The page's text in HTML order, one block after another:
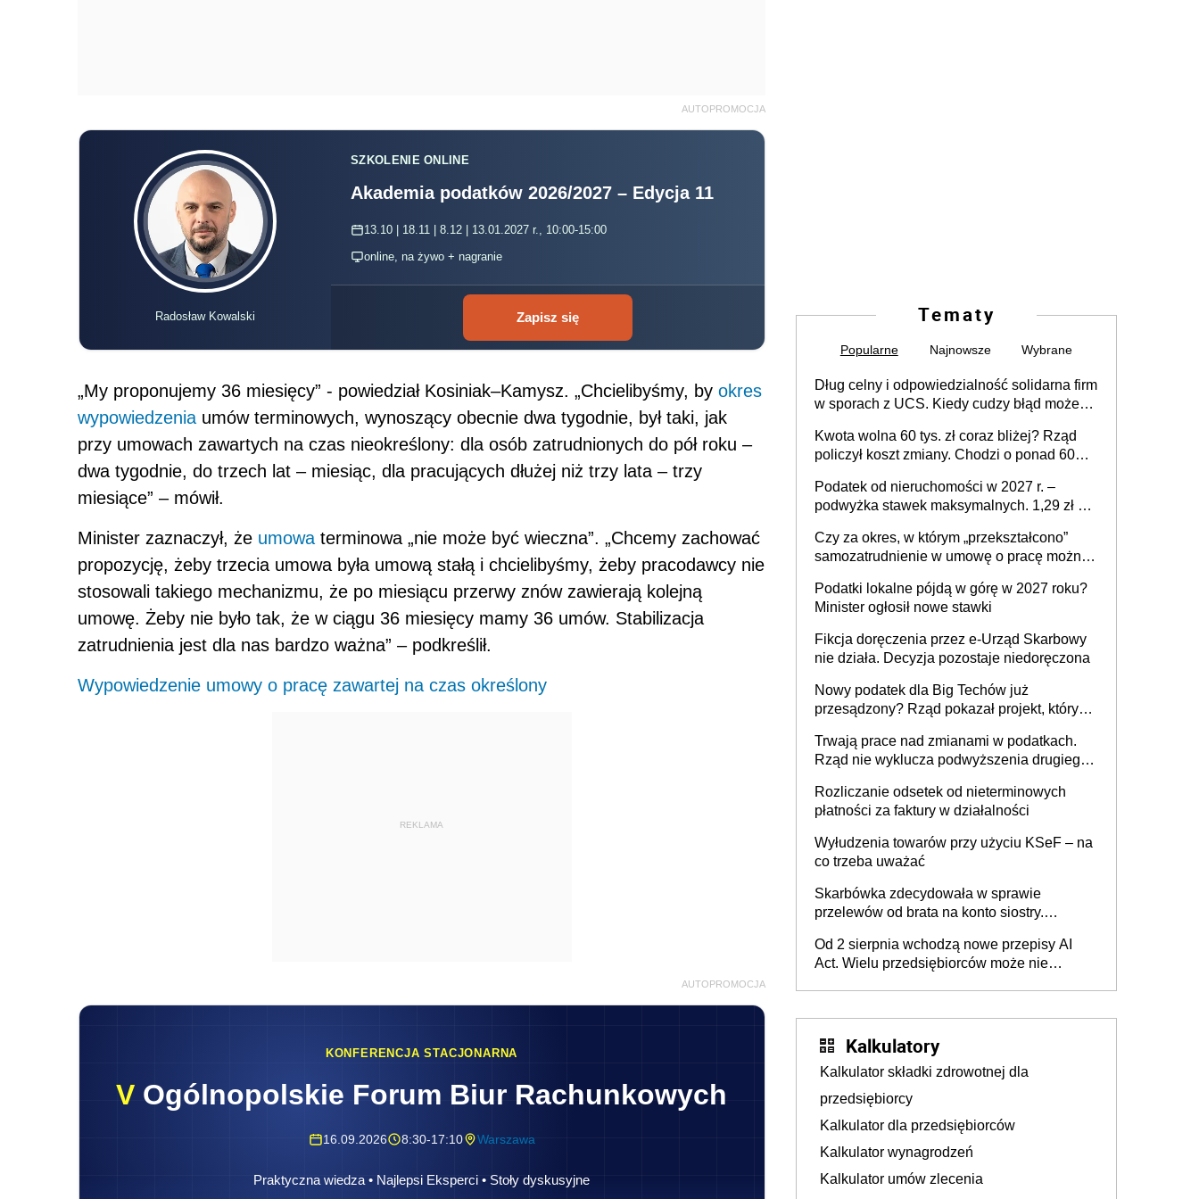
AUTOPROMOCJA
Radosław Kowalski
SZKOLENIE ONLINE
Akademia podatków 2026/2027 – Edycja 11
13.10 | 18.11 | 8.12 | 13.01.2027 r., 10:00-15:00
online, na żywo + nagranie
Zapisz się
„My proponujemy 36 miesięcy” - powiedział Kosiniak–Kamysz. „Chcielibyśmy, by okres
wypowiedzenia umów terminowych, wynoszący obecnie dwa tygodnie, był taki, jak
przy umowach zawartych na czas nieokreślony: dla osób zatrudnionych do pół roku –
dwa tygodnie, do trzech lat – miesiąc, dla pracujących dłużej niż trzy lata – trzy
miesiące” – mówił.
Minister zaznaczył, że umowa terminowa „nie może być wieczna”. „Chcemy zachować
propozycję, żeby trzecia umowa była umową stałą i chcielibyśmy, żeby pracodawcy nie
stosowali takiego mechanizmu, że po miesiącu przerwy znów zawierają kolejną
umowę. Żeby nie było tak, że w ciągu 36 miesięcy mamy 36 umów. Stabilizacja
zatrudnienia jest dla nas bardzo ważna” – podkreślił.
Wypowiedzenie umowy o pracę zawartej na czas określony
REKLAMA
AUTOPROMOCJA
KONFERENCJA STACJONARNA
V Ogólnopolskie Forum Biur Rachunkowych
16.09.2026 8:30-17:10 Warszawa
Praktyczna wiedza • Najlepsi Eksperci • Stoły dyskusyjne
Tematy
Popularne Najnowsze Wybrane
Dług celny i odpowiedzialność solidarna firm
w sporach z UCS. Kiedy cudzy błąd może
Kwota wolna 60 tys. zł coraz bliżej? Rząd
policzył koszt zmiany. Chodzi o ponad 60
Podatek od nieruchomości w 2027 r. –
podwyżka stawek maksymalnych. 1,29 zł za
budynków i lokali związanych z
prowadzeniem działalności gospodarczej
Czy za okres, w którym „przekształcono”
samozatrudnienie w umowę o pracę można
umowy cywilnoprawnej jedynym
racjonalnym wyjściem
Podatki lokalne pójdą w górę w 2027 roku?
Minister ogłosił nowe stawki
Fikcja doręczenia przez e-Urząd Skarbowy
nie działa. Decyzja pozostaje niedoręczona
Nowy podatek dla Big Techów już
przesądzony? Rząd pokazał projekt, który
Trwają prace nad zmianami w podatkach.
Rząd nie wyklucza podwyższenia drugiego
Rozliczanie odsetek od nieterminowych
płatności za faktury w działalności
Wyłudzenia towarów przy użyciu KSeF – na
co trzeba uważać
Skarbówka zdecydowała w sprawie
przelewów od brata na konto siostry.
darowizna, ale podatku jednak nie będzie
Od 2 sierpnia wchodzą nowe przepisy AI
Act. Wielu przedsiębiorców może nie
Kalkulatory
Kalkulator składki zdrowotnej dla
przedsiębiorcy
Kalkulator dla przedsiębiorców
Kalkulator wynagrodzeń
Kalkulator umów zlecenia